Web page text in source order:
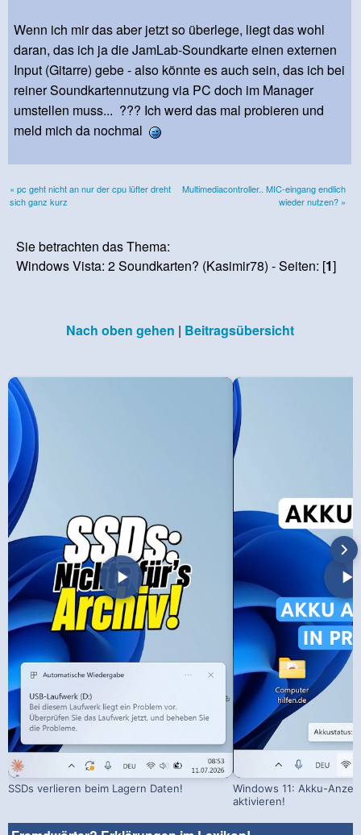
Wenn ich mir das aber jetzt so überlege, liegt das wohl
daran, das ich ja die JamLab-Soundkarte einen externen
Input (Gitarre) gebe - also könnte es auch sein, das ich bei
reiner Soundkartennutzung via PC doch im Manager
umstellen muss... ??? Ich werd das mal probieren und
meld mich da nochmal
« pc geht nicht an nur der cpu lüfter dreht
sich ganz kurz
Multimediacontroller.. MIC-eingang endlich
wieder nutzen? »
Sie betrachten das Thema:
Windows Vista: 2 Soundkarten? (Kasimir78) - Seiten: [1]
Nach oben gehen | Beitragsübersicht
SSDs verlieren beim Lagern Daten!
Windows 11: Akku-
aktivieren!